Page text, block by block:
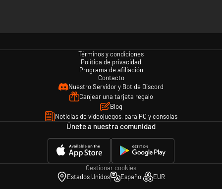
Términos y condiciones
Política de privacidad
Programa de afiliación
Contacto
Nuestro Servidor y Bot de Discord
Canjear una tarjeta regalo
Blog
Noticias de videojuegos, para PC y consolas
Únete a nuestra comunidad
Gestionar cookies
Estados Unidos
Español EUR